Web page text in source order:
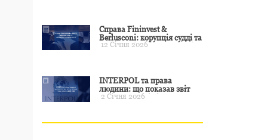
Справа Fininvest &
Berlusconi: корупція судді та
презумпція невинуватості
12 Січня 2026
INTERPOL та права
людини: що показав звіт
CCF за 2024 рік і чого чекати
2 Січня 2026